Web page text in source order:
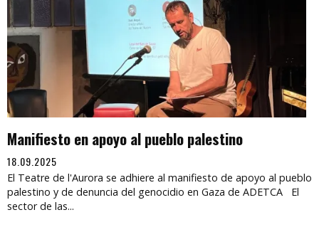
Manifiesto en apoyo al pueblo palestino
18.09.2025
El Teatre de l'Aurora se adhiere al manifiesto de apoyo al pueblo
palestino y de denuncia del genocidio en Gaza de ADETCA El
sector de las...